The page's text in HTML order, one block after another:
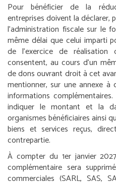
Pour bénéficier de la
entreprises doivent la déclarer,
l’administration fiscale sur le
même délai que celui imparti
de l’exercice de
consentent, au cours d’un
de dons ouvrant droit à cet
mentionner, sur une annexe à
informations
indiquer le montant et la
organismes bénéficiaires ainsi
biens et services reçus,
contrepartie.
À compter du 1erjanvier
complémentaire sera
commerciales (SARL, SAS,